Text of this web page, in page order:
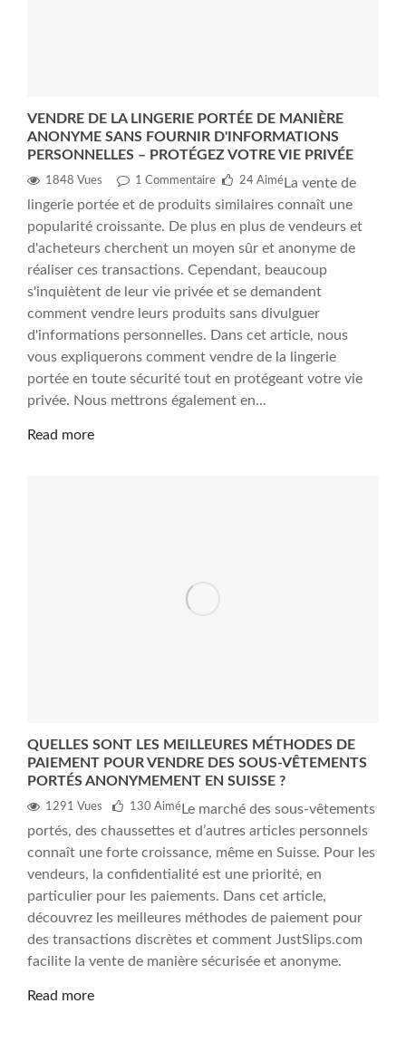
VENDRE DE LA LINGERIE PORTÉE DE MANIÈRE
ANONYME SANS FOURNIR D'INFORMATIONS
PERSONNELLES – PROTÉGEZ VOTRE VIE PRIVÉE
1848 Vues 1 Commentaire 24 Aimé La vente de
lingerie portée et de produits similaires connaît une
popularité croissante. De plus en plus de vendeurs et
d'acheteurs cherchent un moyen sûr et anonyme de
réaliser ces transactions. Cependant, beaucoup
s'inquiètent de leur vie privée et se demandent
comment vendre leurs produits sans divulguer
d'informations personnelles. Dans cet article, nous
vous expliquerons comment vendre de la lingerie
portée en toute sécurité tout en protégeant votre vie
privée. Nous mettrons également en...
Read more
QUELLES SONT LES MEILLEURES MÉTHODES DE
PAIEMENT POUR VENDRE DES SOUS-VÊTEMENTS
PORTÉS ANONYMEMENT EN SUISSE ?
1291 Vues 130 Aimé Le marché des sous-vêtements
portés, des chaussettes et d’autres articles personnels
connaît une forte croissance, même en Suisse. Pour les
vendeurs, la confidentialité est une priorité, en
particulier pour les paiements. Dans cet article,
découvrez les meilleures méthodes de paiement pour
des transactions discrètes et comment JustSlips.com
facilite la vente de manière sécurisée et anonyme.
Read more